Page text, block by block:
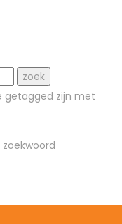
getagged zijn met